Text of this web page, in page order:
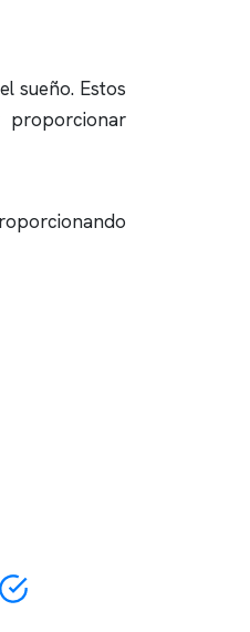
sueño. Estos
proporcionar